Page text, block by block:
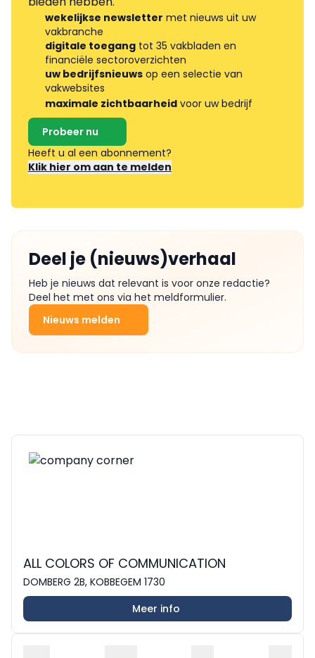
wekelijkse newsletter met nieuws uit uw
vakbranche
digitale toegang tot 35 vakbladen en
financiële sectoroverzichten
uw bedrijfsnieuws op een selectie van
vakwebsites
maximale zichtbaarheid voor uw bedrijf
Probeer nu
Heeft u al een abonnement?
Klik hier om aan te melden
Deel je (nieuws)verhaal
Heb je nieuws dat relevant is voor onze redactie?
Deel het met ons via het meldformulier.
Nieuws melden
ALL COLORS OF COMMUNICATION
DOMBERG 2B, KOBBEGEM 1730
Meer info